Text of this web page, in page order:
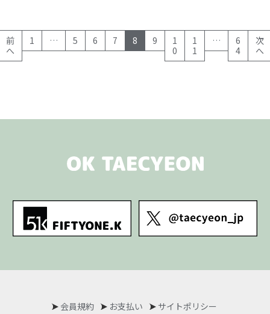
前
へ
1 … 5 6 7 8 (current)
9
1
0
1
1
…
6
4
次
へ
会員規約 お支払い サイトポリシー